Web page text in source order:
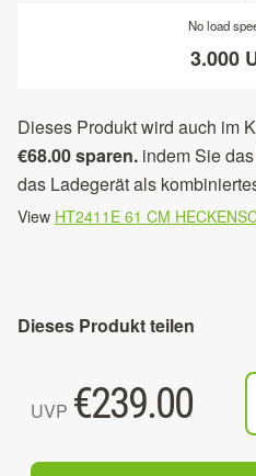
No load
3.000
Dieses Produkt wird auch im
€68.00 sparen. indem Sie
das Ladegerät als
View HT2411E 61 CM
Dieses Produkt teilen
UVP €239.00